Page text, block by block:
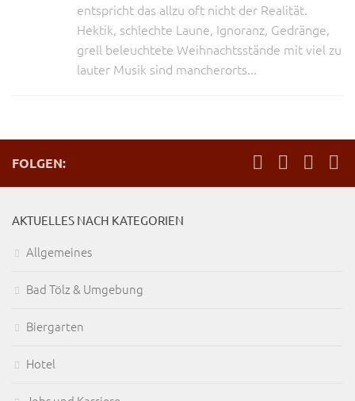
entspricht das allzu oft nicht der Realität.
Hektik, schlechte Laune, Ignoranz, Gedränge,
grell beleuchtete Weihnachtsstände mit viel zu
lauter Musik sind mancherorts...
FOLGEN:
AKTUELLES NACH KATEGORIEN
Allgemeines
Bad Tölz & Umgebung
Biergarten
Hotel